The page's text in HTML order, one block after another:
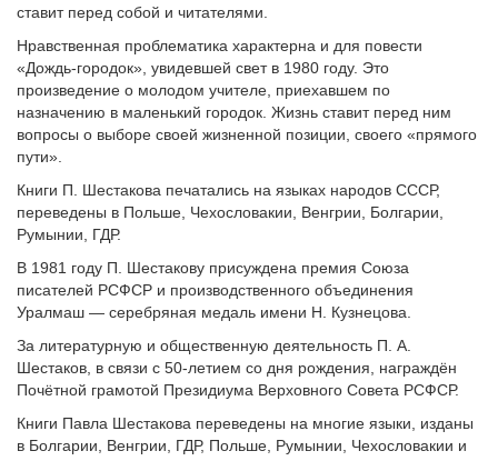
ставит перед собой и читателями.
Нравственная проблематика характерна и для повести
«Дождь-городок», увидевшей свет в 1980 году. Это
произведение о молодом учителе, приехавшем по
назначению в маленький городок. Жизнь ставит перед ним
вопросы о выборе своей жизненной позиции, своего «прямого
пути».
Книги П. Шестакова печатались на языках народов СССР,
переведены в Польше, Чехословакии, Венгрии, Болгарии,
Румынии, ГДР.
В 1981 году П. Шестакову присуждена премия Союза
писателей РСФСР и производственного объединения
Уралмаш — серебряная медаль имени Н. Кузнецова.
За литературную и общественную деятельность П. А.
Шестаков, в связи с 50-летием со дня рождения, награждён
Почётной грамотой Президиума Верховного Совета РСФСР.
Книги Павла Шестакова переведены на многие языки, изданы
в Болгарии, Венгрии, ГДР, Польше, Румынии, Чехословакии и